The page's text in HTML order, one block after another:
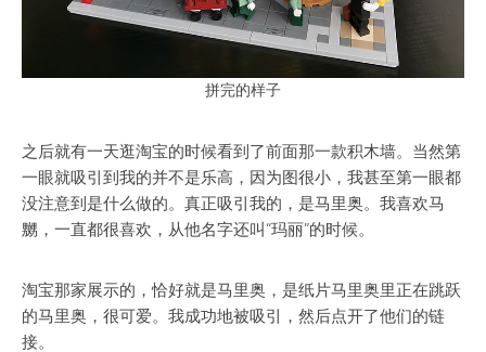
拼完的样子
之后就有一天逛淘宝的时候看到了前面那一款积木墙。当然第
一眼就吸引到我的并不是乐高，因为图很小，我甚至第一眼都
没注意到是什么做的。真正吸引我的，是马里奥。我喜欢马
嬲，一直都很喜欢，从他名字还叫“玛丽”的时候。
淘宝那家展示的，恰好就是马里奥，是纸片马里奥里正在跳跃
的马里奥，很可爱。我成功地被吸引，然后点开了他们的链
接。